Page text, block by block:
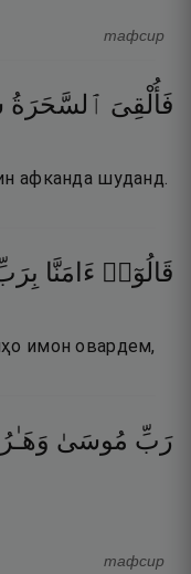
тафсир
فَأُلْقِىَ ٱلسَّحَرَةُ
афканда шуданд.
قَالُوٓا۟ ءَامَنَّا
имон овардем,
رَبِّ مُوسَىٰ
тафсир